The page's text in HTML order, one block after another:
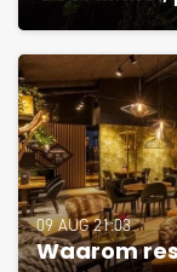
09 AUG 21:03
Waarom